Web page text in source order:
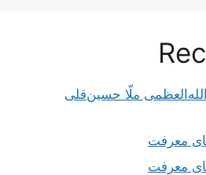
ملّا حسین‌قلی
معرفت
معرفت